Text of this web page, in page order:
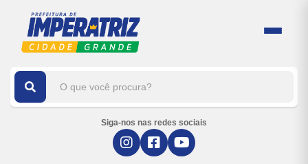
Siga-nos nas redes sociais